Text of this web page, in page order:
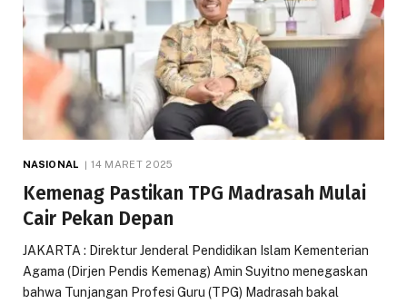
NASIONAL 14 MARET 2025
Kemenag Pastikan TPG Madrasah Mulai
Cair Pekan Depan
JAKARTA : Direktur Jenderal Pendidikan Islam Kementerian
Agama (Dirjen Pendis Kemenag) Amin Suyitno menegaskan
bahwa Tunjangan Profesi Guru (TPG) Madrasah bakal